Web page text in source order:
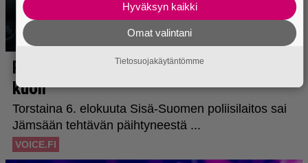
Hyväksyn kaikki
Omat valintani
Tietosuojakäytäntömme